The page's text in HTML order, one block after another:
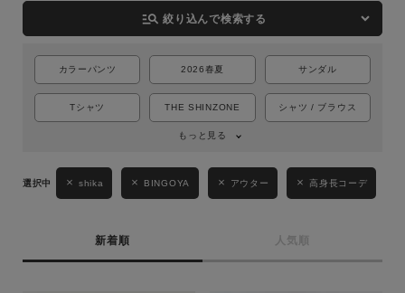
詳細検索
manage_search 絞り込んで検索する
カラーパンツ 2026春夏 サンダル
Tシャツ THE SHINZONE シャツ / ブラウス
もっと見る
shika BINGOYA アウター 高身長コーデ
新着順 人気順